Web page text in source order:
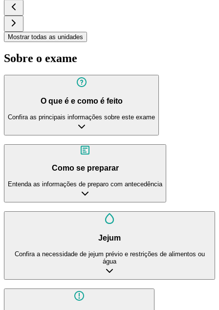
Mostrar todas as unidades
Sobre o exame
O que é e como é feito
Confira as principais informações sobre este exame
Como se preparar
Entenda as informações de preparo com antecedência
Jejum
Confira a necessidade de jejum prévio e restrições de alimentos ou
água